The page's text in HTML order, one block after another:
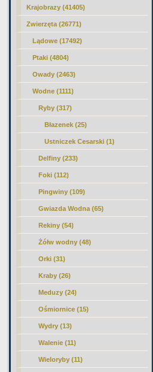
Krajobrazy (41405)
Zwierzęta (26771)
Lądowe (17492)
Ptaki (4804)
Owady (2463)
Wodne (1111)
Ryby (317)
Błazenek (25)
Ustniczek Cesarski (1)
Delfiny (233)
Foki (112)
Pingwiny (109)
Gwiazda Wodna (65)
Rekiny (54)
Żółw wodny (48)
Orki (31)
Kraby (26)
Meduzy (24)
Ośmiornice (15)
Wydry (13)
Walenie (11)
Wieloryby (11)